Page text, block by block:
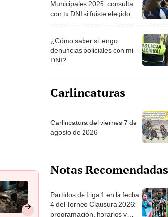
Municipales 2026: consulta
con tu DNI si fuiste elegido
la ONPE
¿Cómo saber si tengo
denuncias policiales con mi
DNI?
Carlincaturas
Carlincatura del viernes 7 de
agosto de 2026
Notas Recomendadas
Partidos de Liga 1 en la fecha
4 del Torneo Clausura 2026:
programación, horarios y